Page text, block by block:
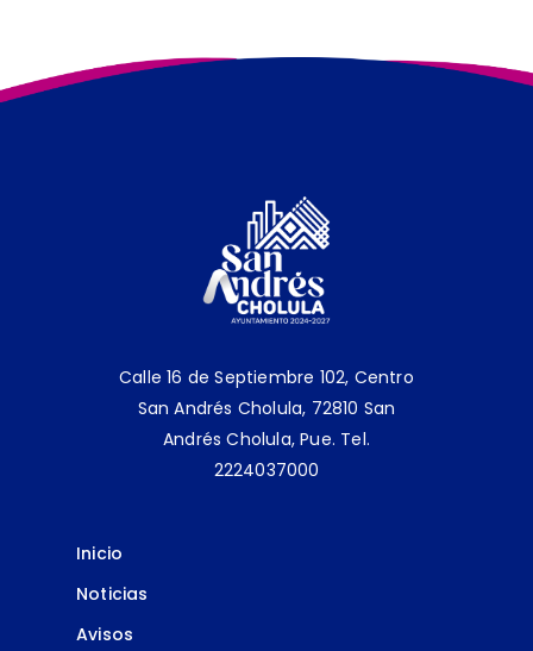
Calle 16 de Septiembre 102, Centro
San Andrés Cholula, 72810 San
Andrés Cholula, Pue. Tel.
2224037000
Inicio
Noticias
Avisos